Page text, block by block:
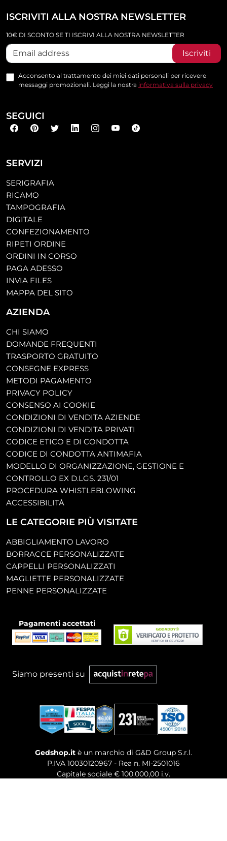
SERVIZI
SERIGRAFIA
RICAMO
TAMPOGRAFIA
DIGITALE
CONFEZIONAMENTO
RIPETI ORDINE
ORDINI IN CORSO
PAGA ADESSO
INVIA FILES
MAPPA DEL SITO
AZIENDA
CHI SIAMO
DOMANDE FREQUENTI
TRASPORTO GRATUITO
CONSEGNE EXPRESS
METODI PAGAMENTO
PRIVACY POLICY
CONSENSO AI COOKIE
CONDIZIONI DI VENDITA AZIENDE
CONDIZIONI DI VENDITA PRIVATI
CODICE ETICO E DI CONDOTTA
CODICE DI CONDOTTA ANTIMAFIA
MODELLO DI ORGANIZZAZIONE, GESTIONE E
CONTROLLO EX D.LGS. 231/01
PROCEDURA WHISTLEBLOWING
ACCESSIBILITÀ
LE CATEGORIE PIÙ VISITATE
ABBIGLIAMENTO LAVORO
BORRACCE PERSONALIZZATE
CAPPELLI PERSONALIZZATI
MAGLIETTE PERSONALIZZATE
PENNE PERSONALIZZATE
ISCRIVITI ALLA NOSTRA NEWSLETTER
10€ DI SCONTO SE TI ISCRIVI ALLA NOSTRA NEWSLETTER
Iscriviti
Acconsento al trattamento dei miei dati personali per ricevere
messaggi promozionali. Leggi la nostra informativa sulla privacy
SEGUICI
Pagamenti accettati
Siamo presenti su
Gedshop.it è un marchio di G&D Group S.r.l.
P.IVA 10030120967 - Rea n. MI-2501016
Capitale sociale € 100.000,00 i.v.